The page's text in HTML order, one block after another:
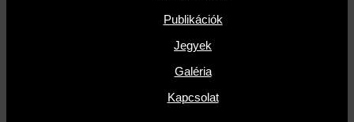
Publikációk
Jegyek
Galéria
Kapcsolat